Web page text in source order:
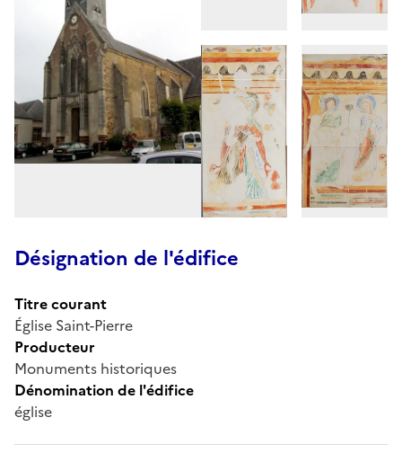
Désignation de l'édifice
Titre courant
Église Saint-Pierre
Producteur
Monuments historiques
Dénomination de l'édifice
église